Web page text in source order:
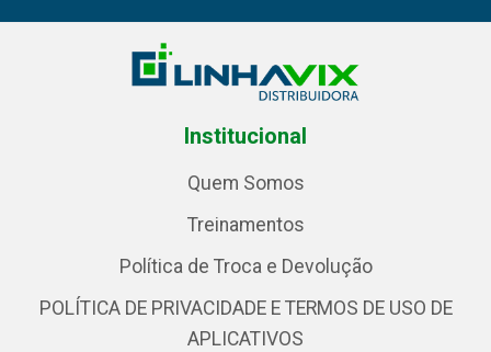
Institucional
Quem Somos
Treinamentos
Política de Troca e Devolução
POLÍTICA DE PRIVACIDADE E TERMOS DE USO DE
APLICATIVOS